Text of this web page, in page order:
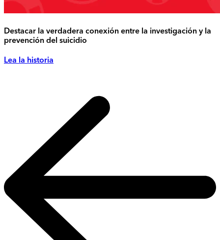
Destacar la verdadera conexión entre la investigación y la
prevención del suicidio
Lea la historia